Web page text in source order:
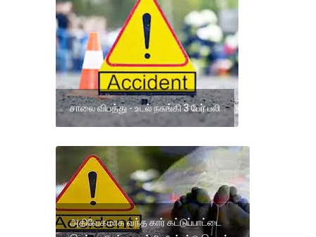
சாலை விபத்து - உடல் நசுங்கி 3 பேர் பலி
அதிவேகமாக வந்த கார் கட்டுப்பாட்டை